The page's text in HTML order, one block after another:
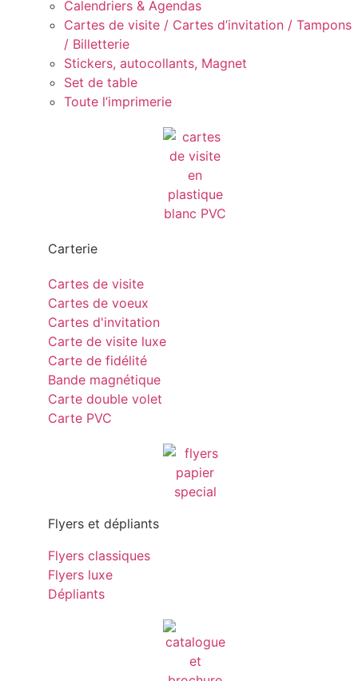
Calendriers & Agendas
Cartes de visite / Cartes d’invitation / Tampons
/ Billetterie
Stickers, autocollants, Magnet
Set de table
Toute l’imprimerie
Carterie
Cartes de visite
Cartes de voeux
Cartes d'invitation
Carte de visite luxe
Carte de fidélité
Bande magnétique
Carte double volet
Carte PVC
Flyers et dépliants
Flyers classiques
Flyers luxe
Dépliants